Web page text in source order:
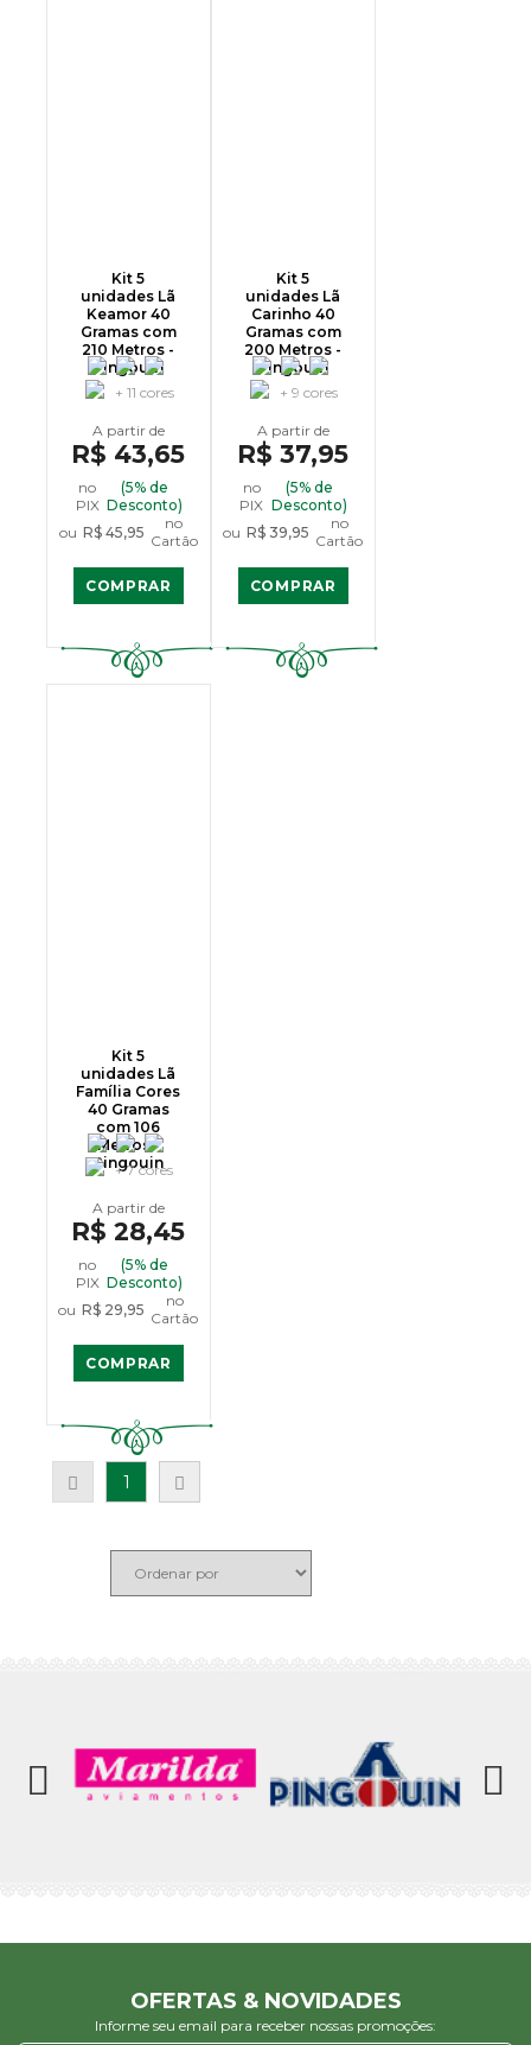
Kit 5
unidades Lã
Keamor 40
Gramas com
210 Metros -
Pingouin
+ 11 cores
R$ 43,65
no
PIX
(5% de
Desconto)
ou R$ 45,95
no
Cartão
COMPRAR
Kit 5
unidades Lã
Carinho 40
Gramas com
200 Metros -
Pingouin
+ 9 cores
R$ 37,95
no
PIX
(5% de
Desconto)
ou R$ 39,95
no
Cartão
COMPRAR
Kit 5
unidades Lã
Família Cores
40 Gramas
com 106
Metros -
Pingouin
+ 7 cores
R$ 28,45
no
PIX
(5% de
Desconto)
ou R$ 29,95
no
Cartão
COMPRAR
1
OFERTAS & NOVIDADES
Informe seu email para receber nossas promoções: